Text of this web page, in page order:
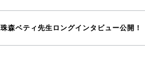
珠森ベティ先生ロングインタビュー公開！